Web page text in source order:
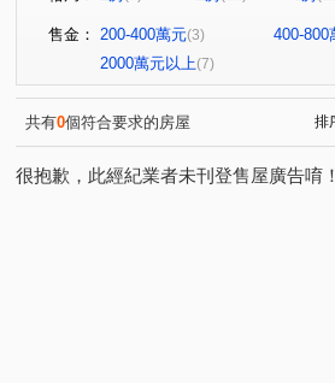
天河大樓(1) 鴻築新巴黎(1)
昭揚天賦(1) 銘傳學苑
環北路(1) 龍和二街(1) 龍城
鳳吉一街(1) 長
永安路(1) 華隆街(1) 賦梅路
民族路(1) 元化路(1) 龍岡路
售金： 200-400萬元(3) 400-800
2000萬元以上(7)
共有0個符合要求的房屋 排
很抱歉，此經紀業者未刊登售屋廣告唷！